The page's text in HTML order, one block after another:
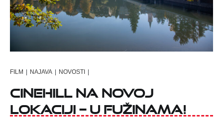
FILM | NAJAVA | NOVOSTI |
Cinehill na novoj
lokaciji – u Fužinama!